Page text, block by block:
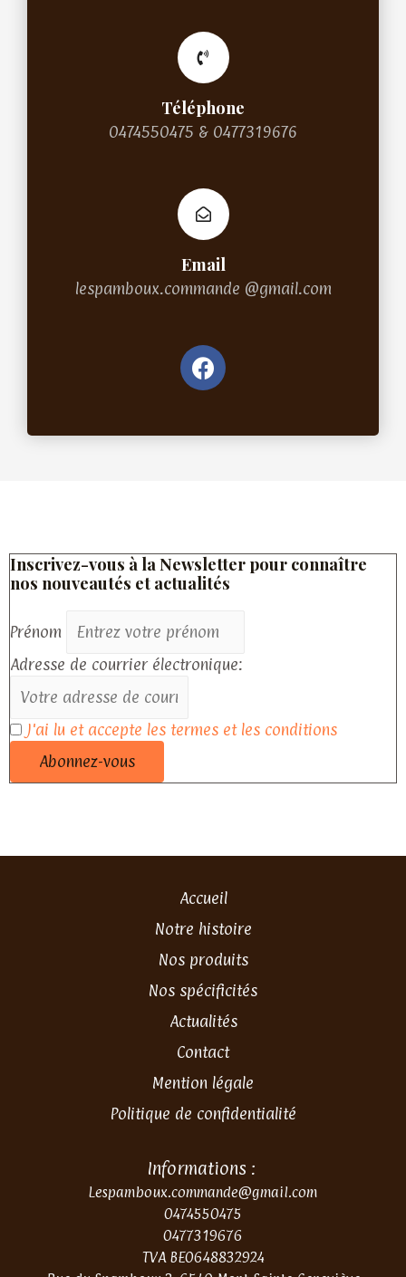
Téléphone
0474550475 & 0477319676
Email
lespamboux.commande @gmail.com
Inscrivez-vous à la Newsletter pour connaître
nos nouveautés et actualités
Prénom
Adresse de courrier électronique:
J'ai lu et accepte les termes et les conditions
Accueil
Notre histoire
Nos produits
Nos spécificités
Actualités
Contact
Mention légale
Politique de confidentialité
Informations :
Lespamboux.commande@gmail.com
0474550475
0477319676
TVA BE0648832924